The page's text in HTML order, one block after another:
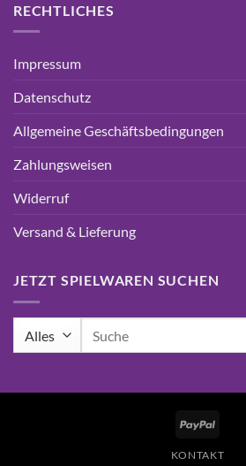
RECHTLICHES
Impressum
Datenschutz
Allgemeine Geschäftsbedingungen
Zahlungsweisen
Widerruf
Versand & Lieferung
JETZT SPIELWAREN SUCHEN
PayPal
KONTAKT